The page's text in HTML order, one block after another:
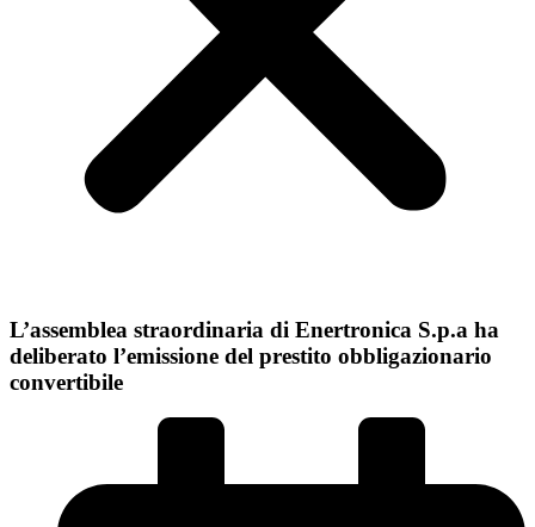
L’assemblea straordinaria di Enertronica S.p.a ha
deliberato l’emissione del prestito obbligazionario
convertibile